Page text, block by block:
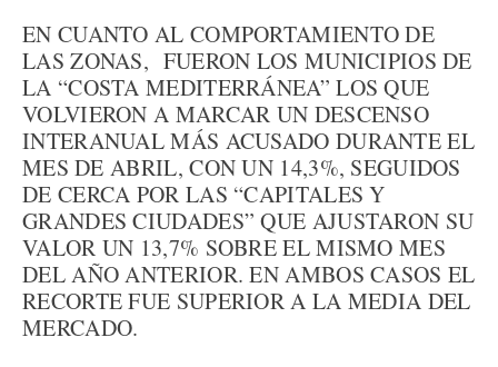
EN CUANTO AL COMPORTAMIENTO DE
LAS ZONAS, FUERON LOS MUNICIPIOS DE
LA “COSTA MEDITERRÁNEA” LOS QUE
VOLVIERON A MARCAR UN DESCENSO
INTERANUAL MÁS ACUSADO DURANTE EL
MES DE ABRIL, CON UN 14,3%, SEGUIDOS
DE CERCA POR LAS “CAPITALES Y
GRANDES CIUDADES” QUE AJUSTARON SU
VALOR UN 13,7% SOBRE EL MISMO MES
DEL AÑO ANTERIOR. EN AMBOS CASOS EL
RECORTE FUE SUPERIOR A LA MEDIA DEL
MERCADO.